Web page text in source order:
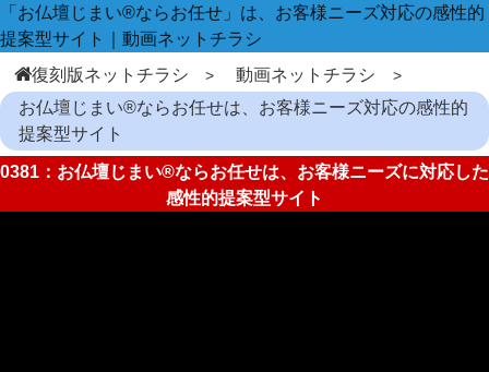
「お仏壇じまい®ならお任せ」は、お客様ニーズ対応の感性的
提案型サイト｜動画ネットチラシ
復刻版ネットチラシ
動画ネットチラシ
お仏壇じまい®ならお任せは、お客様ニーズ対応の感性的
提案型サイト
0381：お仏壇じまい®ならお任せは、お客様ニーズに対応した
感性的提案型サイト